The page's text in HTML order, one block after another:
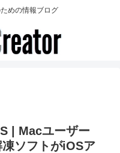
めの情報ブログ
| Macユーザー
ソフトがiOSア